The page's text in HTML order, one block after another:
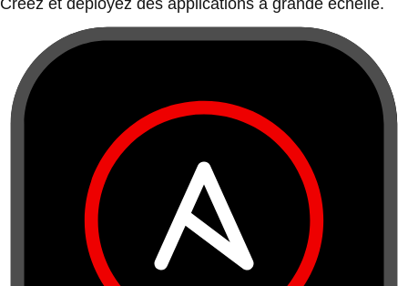
Créez et déployez des applications à grande échelle.